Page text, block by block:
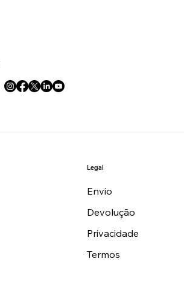
Legal
Envio
Devolução
Privacidade
Termos